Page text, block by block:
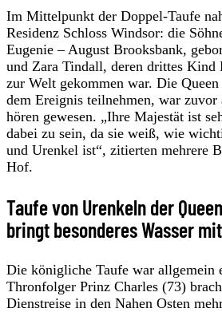
Im Mittelpunkt der Doppel-Taufe
Residenz Schloss Windsor: die
Eugenie – August Brooksbank,
und Zara Tindall, deren drittes
zur Welt gekommen war. Die
dem Ereignis teilnehmen, war zuvor
hören gewesen. „Ihre Majestät ist
dabei zu sein, da sie weiß, wie
und Urenkel ist“, zitierten mehrere
Hof.
Taufe von Urenkeln der
bringt besonderes Wasser mit
Die königliche Taufe war allgemein
Thronfolger Prinz Charles (73)
Dienstreise in den Nahen Osten